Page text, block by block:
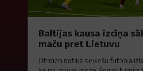
Baltijas kausa izcīņa
maču pret Lietuvu
Otrdien notika sieviešu futbola